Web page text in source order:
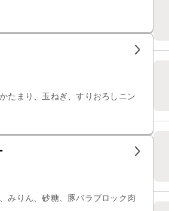
たまり、玉ねぎ、すりおろしニン
みりん、砂糖、豚バラブロック肉